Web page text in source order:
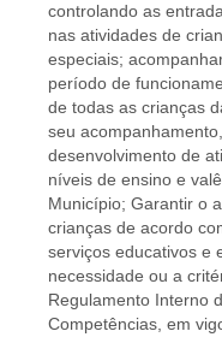
controlando as
nas atividades de
especiais;
período de
de todas as crianças
seu
desenvolvimento de
níveis de ensino e
Município; Garantir o
crianças de acordo
serviços educativos e
necessidade ou a
Regulamento Interno
Competências, em